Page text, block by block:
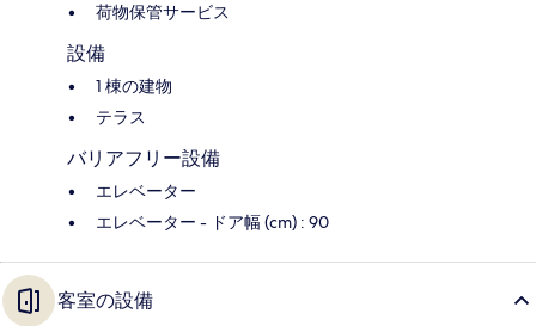
荷物保管サービス
設備
1 棟の建物
テラス
バリアフリー設備
エレベーター
エレベーター - ドア幅 (cm) : 90
客室の設備